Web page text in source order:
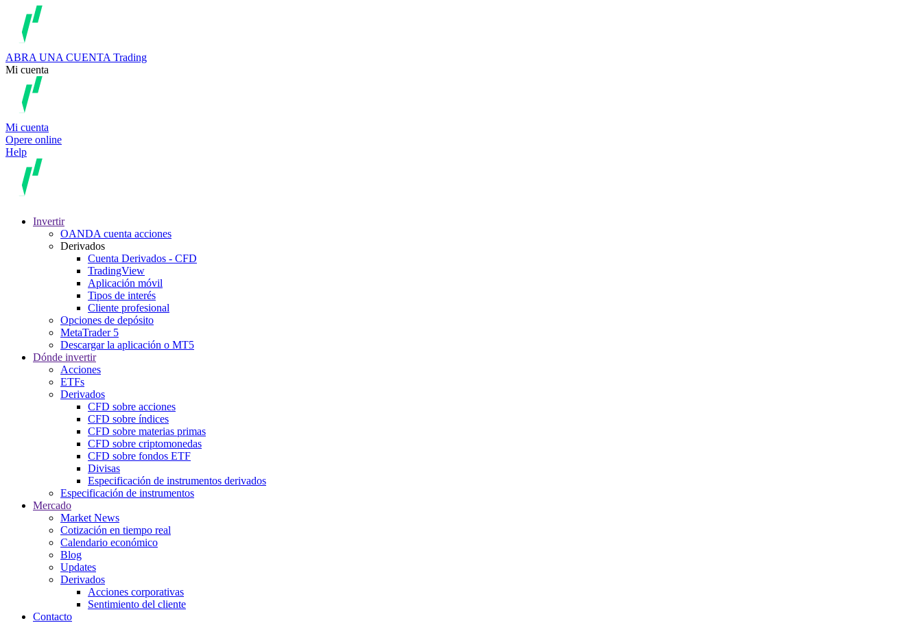
ABRA UNA CUENTA Trading
Mi cuenta
Mi cuenta
Opere online
Help
Invertir
OANDA cuenta acciones
Derivados
Cuenta Derivados - CFD
TradingView
Aplicación móvil
Tipos de interés
Cliente profesional
Opciones de depósito
MetaTrader 5
Descargar la aplicación o MT5
Dónde invertir
Acciones
ETFs
Derivados
CFD sobre acciones
CFD sobre índices
CFD sobre materias primas
CFD sobre criptomonedas
CFD sobre fondos ETF
Divisas
Especificación de instrumentos derivados
Especificación de instrumentos
Mercado
Market News
Cotización en tiempo real
Calendario económico
Blog
Updates
Derivados
Acciones corporativas
Sentimiento del cliente
Contacto